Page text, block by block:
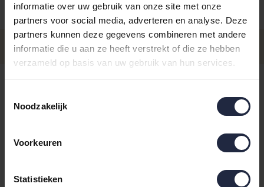
informatie over uw gebruik van onze site met onze
partners voor social media, adverteren en analyse. Deze
partners kunnen deze gegevens combineren met andere
informatie die u aan ze heeft verstrekt of die ze hebben
verzameld op basis van uw gebruik van hun services.
Noodzakelijk
Voorkeuren
Statistieken
Aantal Maat Prijs
Maat 16x22
- Levertijd: 4-8 werkdagen
€6,5
Incl. BTW
Incl. BTW
Incl. BTW
Incl. BTW